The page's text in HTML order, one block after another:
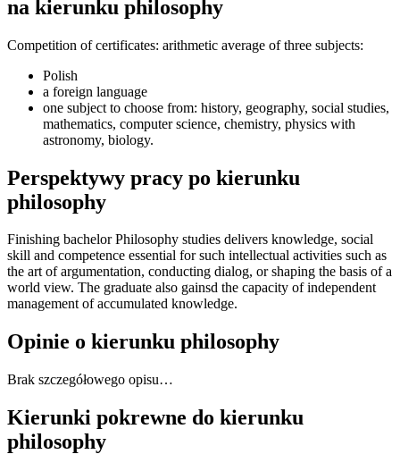
na kierunku philosophy
Competition of certificates: arithmetic average of three subjects:
Polish
a foreign language
one subject to choose from: history, geography, social studies,
mathematics, computer science, chemistry, physics with
astronomy, biology.
Perspektywy pracy po kierunku
philosophy
Finishing bachelor Philosophy studies delivers knowledge, social
skill and competence essential for such intellectual activities such as
the art of argumentation, conducting dialog, or shaping the basis of a
world view. The graduate also gainsd the capacity of independent
management of accumulated knowledge.
Opinie o kierunku philosophy
Brak szczegółowego opisu…
Kierunki pokrewne do kierunku
philosophy